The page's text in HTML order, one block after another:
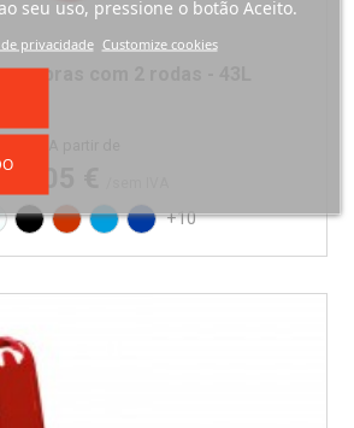
com 2 rodas - 43L
14,05 €
PretoVermelho RAL3020
Azul PAN 299C
Azul PAN 293C
+10
seu uso, pressione o botão Aceito.
privacidade Customize cookies